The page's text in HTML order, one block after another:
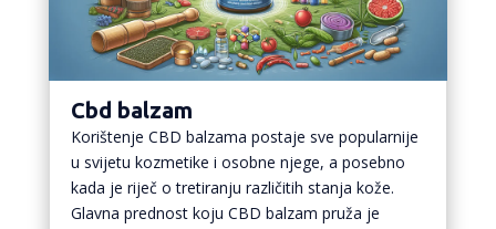
Cbd balzam
Korištenje CBD balzama postaje sve popularnije
u svijetu kozmetike i osobne njege, a posebno
kada je riječ o tretiranju različitih stanja kože.
Glavna prednost koju CBD balzam pruža je